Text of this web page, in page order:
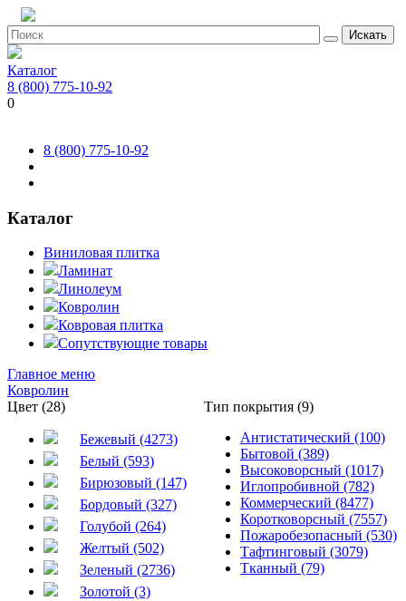
Искать
Каталог
8 (800) 775-10-92
0
8 (800) 775-10-92
Каталог
Виниловая плитка
Ламинат
Линолеум
Ковролин
Ковровая плитка
Сопутствующие товары
Главное меню
Ковролин
Цвет (28)
Бежевый (4273)
Белый (593)
Бирюзовый (147)
Бордовый (327)
Голубой (264)
Желтый (502)
Зеленый (2736)
Золотой (3)
Тип покрытия (9)
Антистатический (100)
Бытовой (389)
Высоковорсный (1017)
Иглопробивной (782)
Коммерческий (8477)
Коротковорсный (7557)
Пожаробезопасный (530)
Тафтинговый (3079)
Тканный (79)